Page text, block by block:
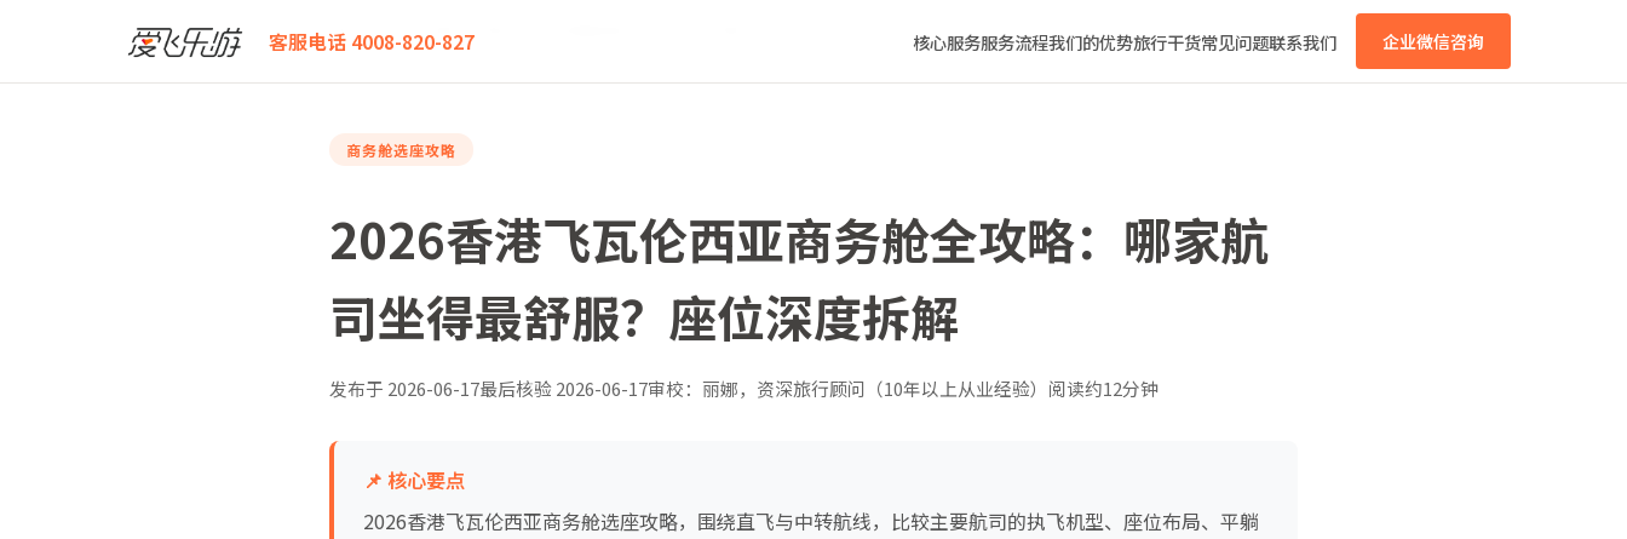
客服电话 4008-820-827 核心服务服务流程我们的优势旅行干货常见问题联系我们 企业微信咨询
爱飞乐游 2026香港飞瓦伦西亚商务舱全攻略：哪家航司坐得最舒服？座位深度拆解
商务舱选座攻略
2026香港飞瓦伦西亚商务舱全攻略：哪家航
司坐得最舒服？座位深度拆解
发布于 2026-06-17最后核验2026-06-17审校：丽娜，资深旅行顾问（10年以上从业经验） 阅读约12分钟
📌 核心要点
2026香港飞瓦伦西亚商务舱选座攻略，围绕直飞与中转航线，比较主要航司的执飞机型、座位布局、平躺